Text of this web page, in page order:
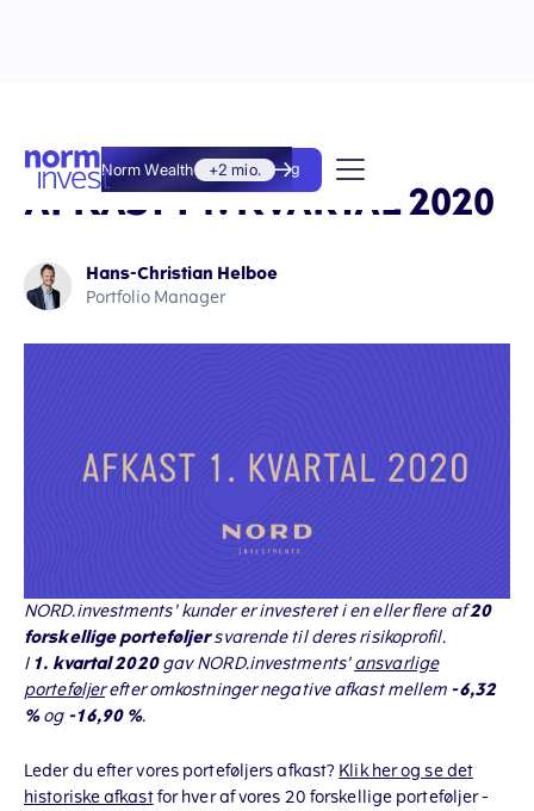
Norm Wealth +2 mio.
Kom i gang
PORTEFØLJERNES
AFKAST I 1. KVARTAL 2020
Hans-Christian Helboe
Portfolio Manager
NORD.investments' kunder er investeret i en eller flere af20
forskellige porteføljersvarende til deres risikoprofil.
I 1. kvartal 2020gav NORD.investments'ansvarlige
porteføljerefter omkostninger negative afkast mellem -6,32
%og -16,90 %.
Leder du efter vores porteføljers afkast? Klik her og se det
historiske afkastfor hver af vores 20 forskellige porteføljer -